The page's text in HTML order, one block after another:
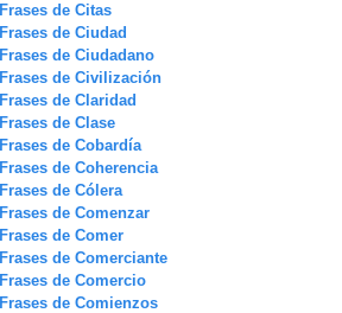
Frases de Citas
Frases de Ciudad
Frases de Ciudadano
Frases de Civilización
Frases de Claridad
Frases de Clase
Frases de Cobardía
Frases de Coherencia
Frases de Cólera
Frases de Comenzar
Frases de Comer
Frases de Comerciante
Frases de Comercio
Frases de Comienzos